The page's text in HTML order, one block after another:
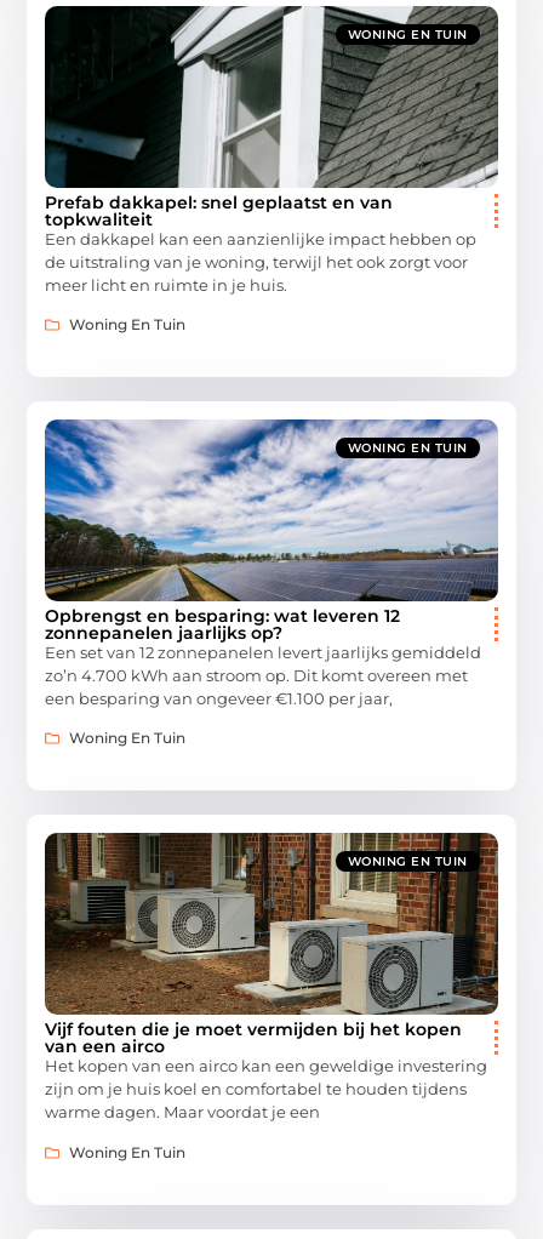
WONING EN TUIN
Prefab dakkapel: snel geplaatst en van
topkwaliteit
Een dakkapel kan een aanzienlijke impact hebben op
de uitstraling van je woning, terwijl het ook zorgt voor
meer licht en ruimte in je huis.
Woning En Tuin
WONING EN TUIN
Opbrengst en besparing: wat leveren 12
zonnepanelen jaarlijks op?
Een set van 12 zonnepanelen levert jaarlijks gemiddeld
zo’n 4.700 kWh aan stroom op. Dit komt overeen met
een besparing van ongeveer €1.100 per jaar,
Woning En Tuin
WONING EN TUIN
Vijf fouten die je moet vermijden bij het kopen
van een airco
Het kopen van een airco kan een geweldige investering
zijn om je huis koel en comfortabel te houden tijdens
warme dagen. Maar voordat je een
Woning En Tuin